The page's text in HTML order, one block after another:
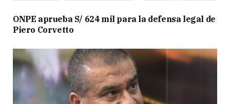
ONPE aprueba S/ 624 mil para la defensa legal de
Piero Corvetto